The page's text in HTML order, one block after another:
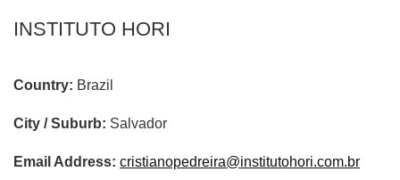
INSTITUTO HORI
Country: Brazil
City / Suburb: Salvador
Email Address: cristianopedreira@institutohori.com.br